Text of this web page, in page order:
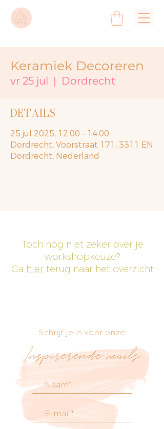
Keramiek Decoreren
vr 25 jul
  |
Dordrecht
DETAILS
25 jul 2025, 12:00 – 14:00
Dordrecht, Voorstraat 171, 3311 EN
Dordrecht, Nederland
Toch nog niet zeker over je
workshopkeuze?
Ga hier terug naar het overzicht
Schrijf je in voor onze
Inspirerende mails